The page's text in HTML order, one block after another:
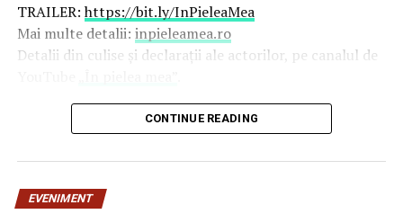
TRAILER:https://bit.ly/InPieleaMea
Mai multe detalii: inpieleamea.ro
Detalii din culise și declarații ale actorilor, pe canalul de
Reprezentativă pentru modul în care majoritatea
tinerilor se raportează la relațiile de cuplu, comedia „În
pielea mea” îi reunește în distribuție peIoana State,
Vlad Gherman, Azaleea Necula, Alexandra Răduță,
CONTINUE READING
EVENIMENT